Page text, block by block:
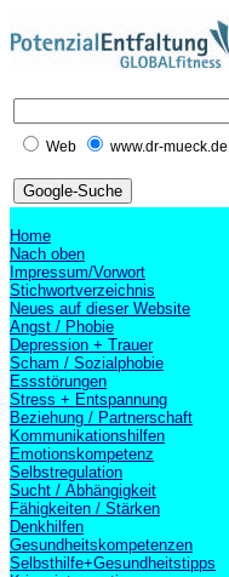
Web www.dr-mueck.de
Home
Nach oben
Impressum/Vorwort
Stichwortverzeichnis
Neues auf dieser Website
Angst / Phobie
Depression + Trauer
Scham / Sozialphobie
Essstörungen
Stress + Entspannung
Beziehung / Partnerschaft
Kommunikationshilfen
Emotionskompetenz
Selbstregulation
Sucht / Abhängigkeit
Fähigkeiten / Stärken
Denkhilfen
Gesundheitskompetenzen
Selbsthilfe+Gesundheitstipps